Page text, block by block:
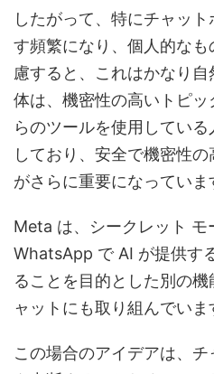
したがって、特にチャッ
す頻繁になり、個人的な
慮すると、これはかなり
体は、機密性の高いトピ
らのツールを使用してい
しており、安全で機密性
がさらに重要になっていま
Meta は、シークレット モ
WhatsApp で AI が提供す
ることを目的とした別の
ャットにも取り組んでいま
この場合のアイデアは、